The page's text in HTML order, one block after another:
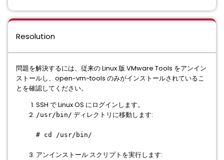
Resolution
問題を解決するには、従来の Linux 版 VMware Tools をアンイン
ストールし、open-vm-tools のみがインストールされているこ
とを確認してください。
SSH で Linux OS にログインします。
/usr/bin/ ディレクトリに移動します:
# cd /usr/bin/
アンインストール スクリプトを実行します: